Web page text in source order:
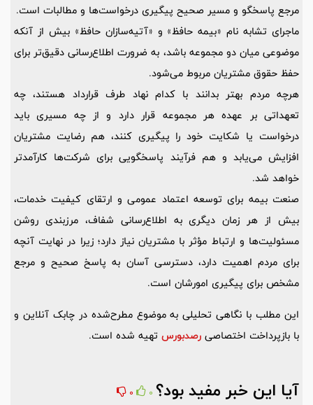
مرجع پاسخگو و مسیر صحیح پیگیری درخواست‌ها و مطالبات است.
ماجرای تشابه نام «بیمه حافظ» و «آتیه‌سازان حافظ» بیش از آنکه
موضوعی میان دو مجموعه باشد، به ضرورت اطلاع‌رسانی دقیق‌تر برای
حفظ حقوق مشتریان مربوط می‌شود.
هرچه مردم بهتر بدانند با کدام نهاد طرف قرارداد هستند، چه
تعهداتی بر عهده هر مجموعه قرار دارد و از چه مسیری باید
درخواست یا شکایت خود را پیگیری کنند، هم رضایت مشتریان
افزایش می‌یابد و هم فرآیند پاسخگویی برای شرکت‌ها کارآمدتر
خواهد شد.
صنعت بیمه برای توسعه اعتماد عمومی و ارتقای کیفیت خدمات،
بیش از هر زمان دیگری به اطلاع‌رسانی شفاف، مرزبندی روشن
مسئولیت‌ها و ارتباط مؤثر با مشتریان نیاز دارد؛ زیرا در نهایت آنچه
برای مردم اهمیت دارد، دسترسی آسان به پاسخ صحیح و مرجع
مشخص برای پیگیری امورشان است.
این مطلب با نگاهی تحلیلی به موضوع مطرح‌شده در چابک آنلاین و
با بازپرداخت اختصاصی رصدبورس تهیه شده است.
آیا این خبر مفید بود؟ 0
0